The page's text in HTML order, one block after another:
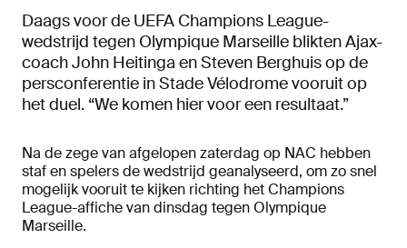
Daags voor de UEFA Champions League-
wedstrijd tegen Olympique Marseille blikten Ajax-
coach John Heitinga en Steven Berghuis op de
persconferentie in Stade Vélodrome vooruit op
het duel. “We komen hier voor een resultaat.”
Na de zege van afgelopen zaterdag op NAC hebben
staf en spelers de wedstrijd geanalyseerd, om zo snel
mogelijk vooruit te kijken richting het Champions
League-affiche van dinsdag tegen Olympique
Marseille.